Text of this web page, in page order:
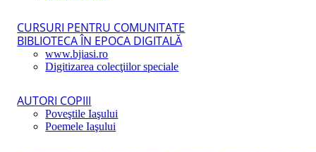
CURSURI PENTRU COMUNITATE
BIBLIOTECA ÎN EPOCA DIGITALĂ
www.bjiasi.ro
Digitizarea colecţiilor speciale
AUTORI COPIII
Poveştile Iaşului
Poemele Iaşului